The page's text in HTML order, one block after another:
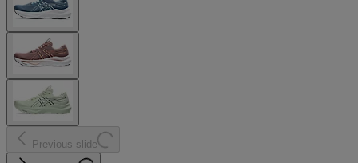
Previous slide